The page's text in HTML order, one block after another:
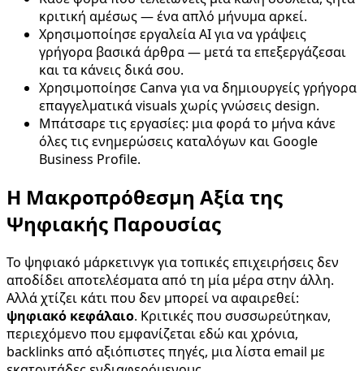
κριτική αμέσως — ένα απλό μήνυμα αρκεί.
Χρησιμοποίησε εργαλεία AI για να γράψεις
γρήγορα βασικά άρθρα — μετά τα επεξεργάζεσαι
και τα κάνεις δικά σου.
Χρησιμοποίησε Canva για να δημιουργείς γρήγορα
επαγγελματικά visuals χωρίς γνώσεις design.
Μπάτσαρε τις εργασίες: μια φορά το μήνα κάνε
όλες τις ενημερώσεις καταλόγων και Google
Business Profile.
Η Μακροπρόθεσμη Αξία της
Ψηφιακής Παρουσίας
Το ψηφιακό μάρκετινγκ για τοπικές επιχειρήσεις δεν
αποδίδει αποτελέσματα από τη μία μέρα στην άλλη.
Αλλά χτίζει κάτι που δεν μπορεί να αφαιρεθεί:
ψηφιακό κεφάλαιο. Κριτικές που συσσωρεύτηκαν,
περιεχόμενο που εμφανίζεται εδώ και χρόνια,
backlinks από αξιόπιστες πηγές, μια λίστα email με